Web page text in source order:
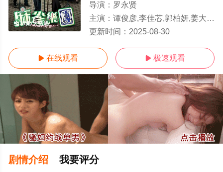
全25集/大结局
导演： 罗永贤
主演： 谭俊彦,李佳芯,郭柏妍,姜大卫,韦家雄,黄庭锋,谢东闵,何启南,胡敏芝
更新时间： 2025-08-30
 在线观看  极速观看
剧情介绍 我要评分